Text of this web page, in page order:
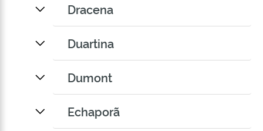
Dracena
Duartina
Dumont
Echaporã